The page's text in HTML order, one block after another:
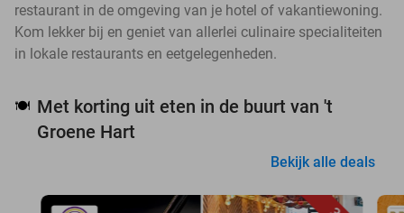
restaurant in de omgeving van je hotel of vakantiewoning.
Kom lekker bij en geniet van allerlei culinaire specialiteiten
in lokale restaurants en eetgelegenheden.
🍽️ Met korting uit eten in de buurt van 't
Groene Hart
Bekijk alle deals